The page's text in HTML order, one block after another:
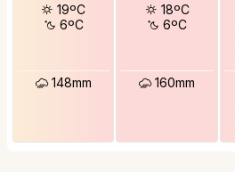
19ºC
6ºC
148mm
18ºC
6ºC
160mm